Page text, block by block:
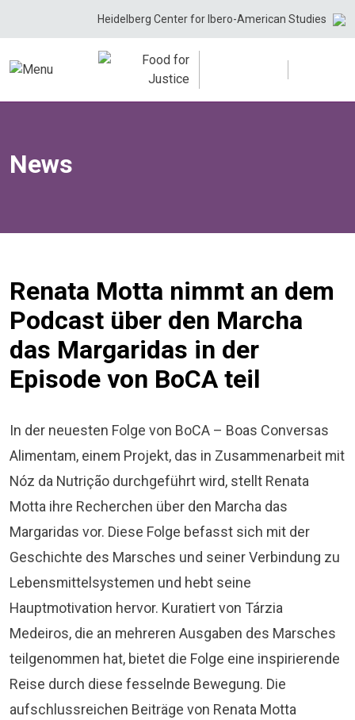
Heidelberg Center for Ibero-American Studies
News
Renata Motta nimmt an dem
Podcast über den Marcha
das Margaridas in der
Episode von BoCA teil
In der neuesten Folge von BoCA – Boas Conversas
Alimentam, einem Projekt, das in Zusammenarbeit mit
Nóz da Nutrição durchgeführt wird, stellt Renata
Motta ihre Recherchen über den Marcha das
Margaridas vor. Diese Folge befasst sich mit der
Geschichte des Marsches und seiner Verbindung zu
Lebensmittelsystemen und hebt seine
Hauptmotivation hervor. Kuratiert von Tárzia
Medeiros, die an mehreren Ausgaben des Marsches
teilgenommen hat, bietet die Folge eine inspirierende
Reise durch diese fesselnde Bewegung. Die
aufschlussreichen Beiträge von Renata Motta